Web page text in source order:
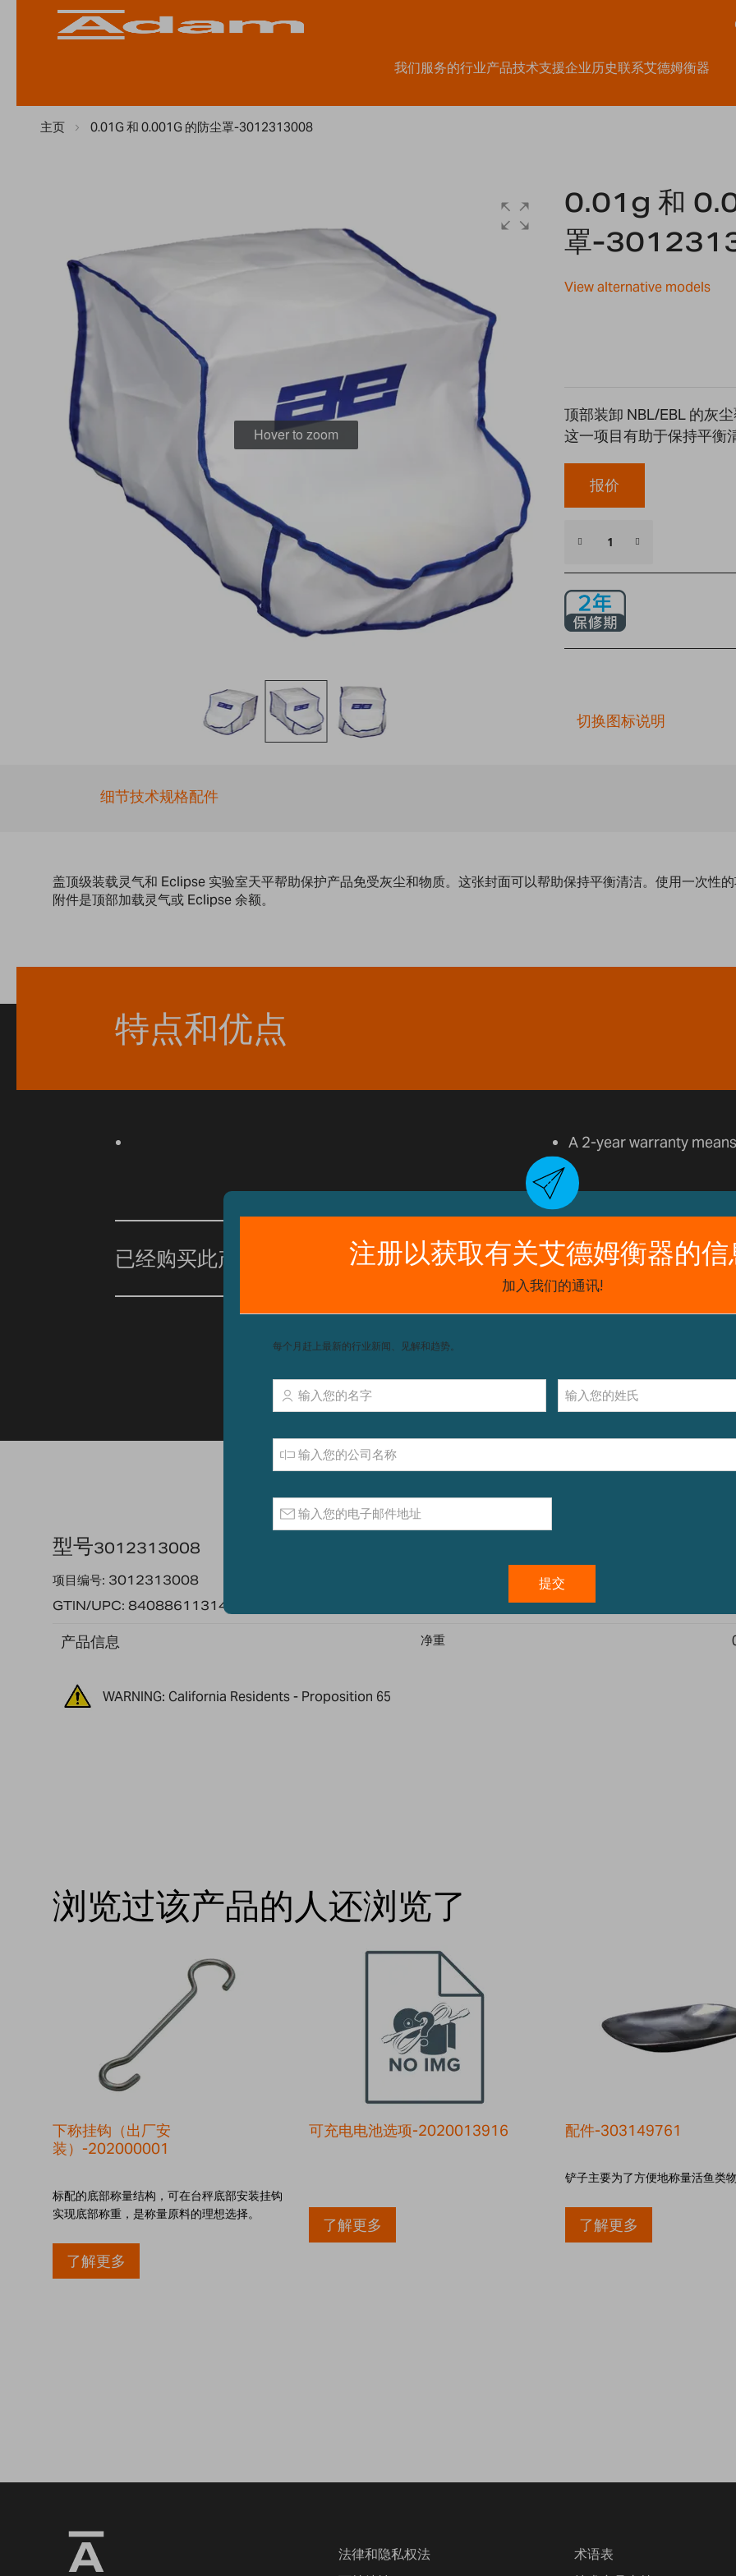
我们服务的行业产品技术支援企业历史联系艾德姆衡器
主页 0.01G 和 0.001G 的防尘罩-3012313008
images
gallery
Hover to zoom
beginning
gallery
0.01g 和
罩-
View alternative models
顶部装卸 NBL/EBL 的灰
这一项目有助于保持平衡
报价
切换图标说明
细节技术规格配件
盖顶级装载灵气和 Eclipse 实验室天平帮助保护产品免受灰尘和物质。这张封面可以帮助保持平衡清洁。使用一次性
附件是顶部加载灵气或 Eclipse 余额。
特点和优点
A 2-year warranty
已经购买此产品？ 单击此处 获取支持，包括配件和操作指南。
技术规格
型号3012313008
项目编号: 3012313008
GTIN/UPC: 840886113148
产品信息 净重
WARNING: California Residents - Proposition 65
浏览过该产品的人还浏览了
下称挂钩（出厂安
装）-202000001
标配的底部称量结构，可在台秤底部安装挂钩
实现底部称重，是称量原料的理想选择。
了解更多
可充电电池选项-2020013916
了解更多
配件-303149761
铲子主要为了方便地称量活鱼类
了解更多
法律和隐私权法
术语表